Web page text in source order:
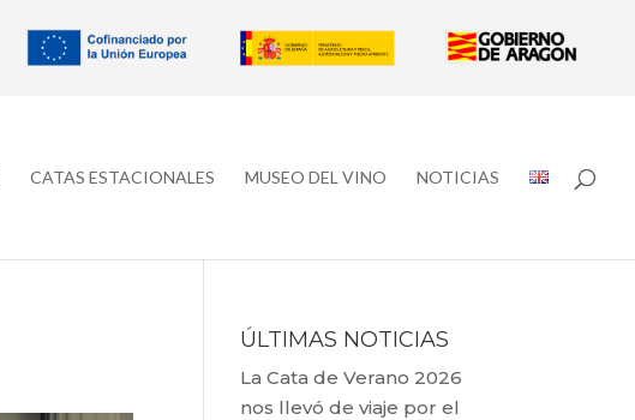
CATAS ESTACIONALES MUSEO DEL VINO NOTICIAS
ÚLTIMAS NOTICIAS
La Cata de Verano 2026
nos llevó de viaje por el